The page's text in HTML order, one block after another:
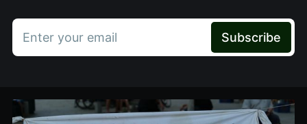
Enter your email Subscribe